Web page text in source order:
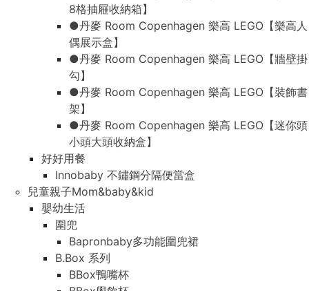
8格抽屜收納箱】
●丹麥 Room Copenhagen 樂高 LEGO【樂高人
偶展示盒】
●丹麥 Room Copenhagen 樂高 LEGO【牆壁掛
勾】
●丹麥 Room Copenhagen 樂高 LEGO【裝飾書
架】
●丹麥 Room Copenhagen 樂高 LEGO【迷你頭
小頭大頭收納盒】
好好用餐
Innobaby 不鏽鋼分隔便當盒
兒童親子Mom&baby&kid
嬰幼生活
圍兜
Bapronbaby多功能圍兜裙
B.Box 系列
BBox鴨嘴杯